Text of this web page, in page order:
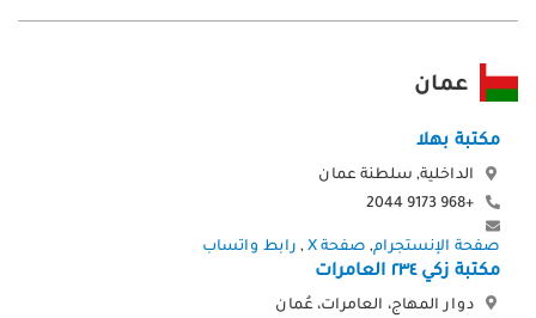
عمان
مكتبة بهلا
الداخلية, سلطنة عمان
+968 9173 2044
صفحة الإنستجرام, صفحة X , رابط واتساب
مكتبة زكي ٢٣٤ العامرات
دوار المهاج، العامرات، عُمان